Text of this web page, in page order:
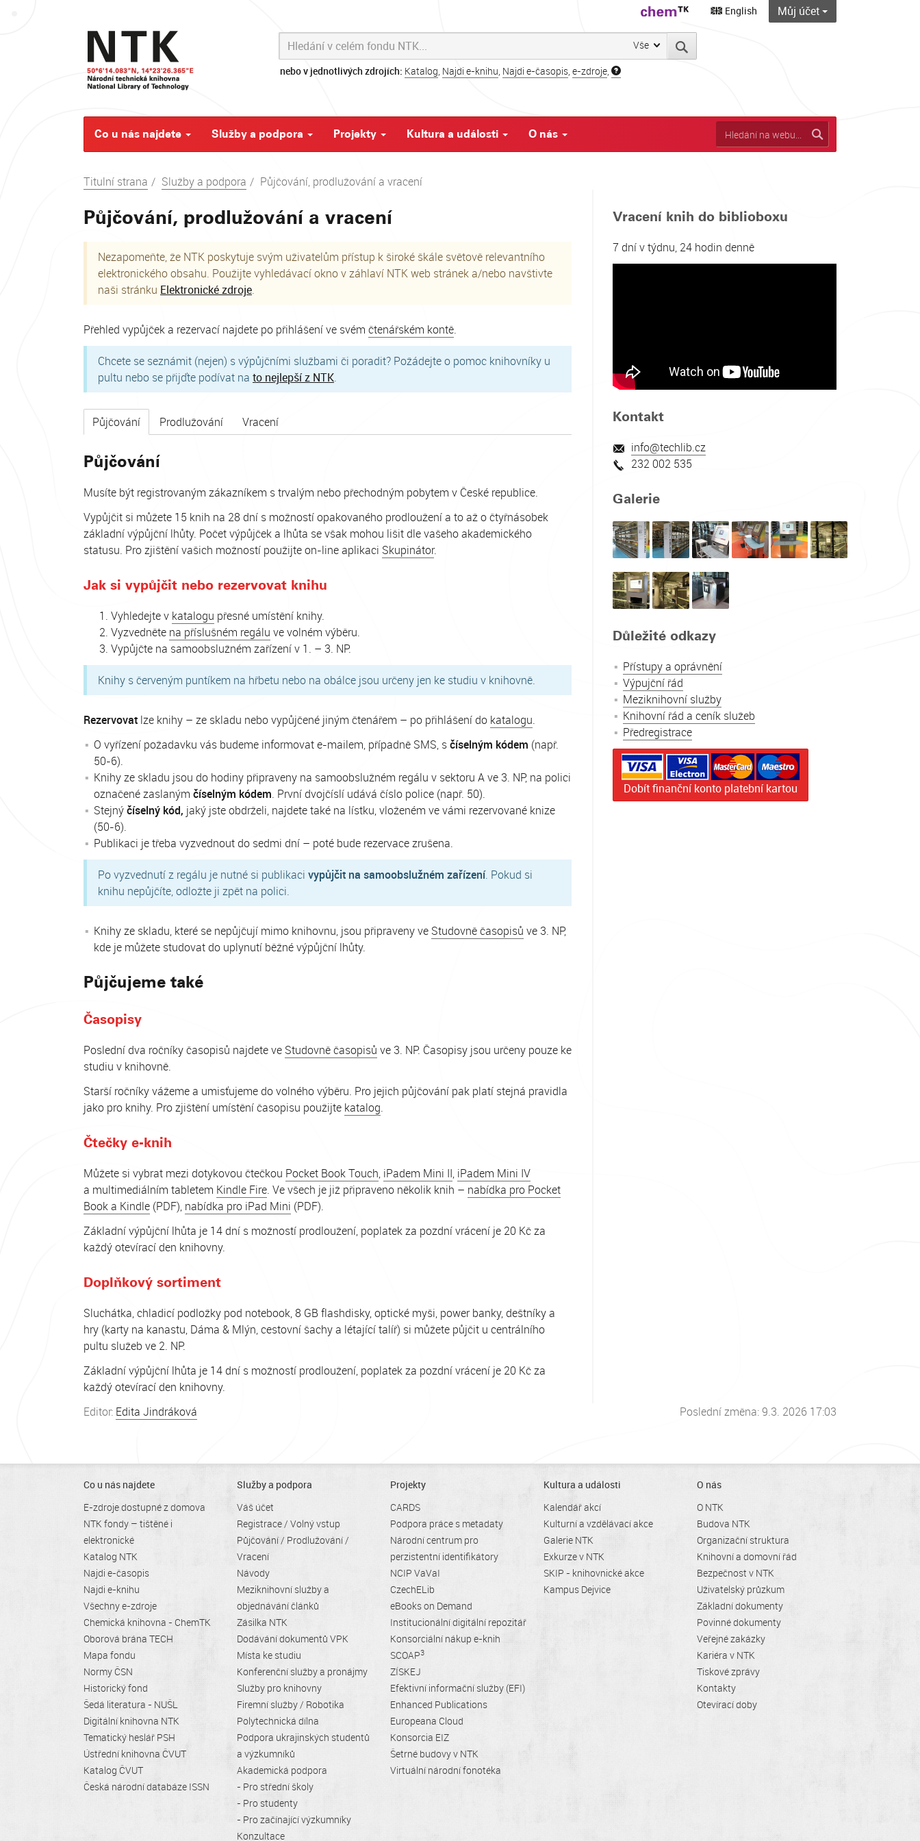
Vše
nebo v jednotlivých zdrojích: Katalog, Najdi e-knihu, Najdi e-časopis, e-zdroje,
Co u nás najdete Služby a podpora Projekty Kultura a události O nás
English Můj účet
Titulní strana Služby a podpora Půjčování, prodlužování a vracení
Půjčování, prodlužování a vracení
Nezapomeňte, že NTK poskytuje svým uživatelům přístup k široké škále světově relevantního
elektronického obsahu. Použijte vyhledávací okno v záhlaví NTK web stránek a/nebo navštivte
naši stránku Elektronické zdroje.
Přehled vypůjček a rezervací najdete po přihlášení ve svém čtenářském kontě.
Chcete se seznámit (nejen) s výpůjčními službami či poradit? Požádejte o pomoc knihovníky u
pultu nebo se přijďte podívat na to nejlepší z NTK.
Půjčování Prodlužování Vracení
Půjčování
Musíte být registrovaným zákazníkem s trvalým nebo přechodným pobytem v České republice.
Vypůjčit si můžete 15 knih na 28 dní s možností opakovaného prodloužení a to až o čtyřnásobek
základní výpůjční lhůty. Počet výpůjček a lhůta se však mohou lišit dle vašeho akademického
statusu. Pro zjištění vašich možností použijte on-line aplikaci Skupinátor.
Jak si vypůjčit nebo rezervovat knihu
Vyhledejte v katalogu přesné umístění knihy.
Vyzvedněte na příslušném regálu ve volném výběru.
Vypůjčte na samoobslužném zařízení v 1. – 3. NP.
Knihy s červeným puntíkem na hřbetu nebo na obálce jsou určeny jen ke studiu v knihovně.
Rezervovat lze knihy – ze skladu nebo vypůjčené jiným čtenářem – po přihlášení do katalogu.
O vyřízení požadavku vás budeme informovat e-mailem, případně SMS, sčíselným kódem (např.
50-6).
Knihy ze skladu jsou do hodiny připraveny na samoobslužném regálu v sektoru A ve 3. NP, na polici
označené zaslaným číselným kódem. První dvojčíslí udává číslo police (např. 50).
Stejnýčíselný kód, jaký jste obdrželi, najdete také na lístku, vloženém ve vámi rezervované knize
(50-6).
Publikaci je třeba vyzvednout do sedmi dní – poté bude rezervace zrušena.
Po vyzvednutí z regálu je nutné si publikaci vypůjčit na samoobslužném zařízení. Pokud si
knihu nepůjčíte, odložte ji zpět na polici.
Knihy ze skladu, které se nepůjčují mimo knihovnu, jsou připraveny ve Studovně časopisů ve 3. NP,
kde je můžete studovat do uplynutí běžné výpůjční lhůty.
Půjčujeme také
Časopisy
Poslední dva ročníky časopisů najdete ve Studovně časopisů ve 3. NP. Časopisy jsou určeny pouze ke
studiu v knihovně.
Starší ročníky vážeme a umisťujeme do volného výběru. Pro jejich půjčování pak platí stejná pravidla
jako pro knihy. Pro zjištění umístění časopisu použijte katalog.
Čtečky e-knih
Můžete si vybrat mezi dotykovou čtečkou Pocket Book Touch, iPadem Mini II, iPadem Mini IV
a multimediálním tabletem Kindle Fire. Ve všech je již připraveno několik knih – nabídka pro Pocket
Book a Kindle (PDF), nabídka pro iPad Mini (PDF).
Základní výpůjční lhůta je 14 dní s možností prodloužení, poplatek za pozdní vrácení je 20 Kč za
každý otevírací den knihovny.
Doplňkový sortiment
Sluchátka, chladicí podložky pod notebook, 8 GB flashdisky, optické myši, power banky, deštníky a
hry (karty na kanastu, Dáma & Mlýn, cestovní šachy a létající talíř) si můžete půjčit u centrálního
pultu služeb ve 2. NP.
Základní výpůjční lhůta je 14 dní s možností prodloužení, poplatek za pozdní vrácení je 20 Kč za
každý otevírací den knihovny.
Vracení knih do biblioboxu
7 dní v týdnu, 24 hodin denně
Kontakt
info@techlib.cz
232 002 535
Galerie
Důležité odkazy
Přístupy a oprávnění
Výpujční řád
Meziknihovní služby
Knihovní řád a ceník služeb
Předregistrace
Dobít finanční konto platební kartou
Editor: Edita Jindráková Poslední změna: 9.3. 2026 17:03
Co u nás najdete
E-zdroje dostupné z domova
NTK fondy – tištěné i
elektronické
Katalog NTK
Najdi e-časopis
Najdi e-knihu
Všechny e-zdroje
Chemická knihovna - ChemTK
Oborová brána TECH
Mapa fondu
Normy ČSN
Historický fond
Šedá literatura - NUŠL
Digitální knihovna NTK
Tematický heslář PSH
Ústřední knihovna ČVUT
Katalog ČVUT
Česká národní databáze ISSN
Služby a podpora
Váš účet
Registrace / Volný vstup
Půjčování / Prodlužování /
Vracení
Návody
Meziknihovní služby a
objednávání článků
Zásilka NTK
Dodávání dokumentů VPK
Místa ke studiu
Konferenční služby a pronájmy
Služby pro knihovny
Firemní služby / Robotika
Polytechnická dílna
Podpora ukrajinských studentů
a výzkumníků
Akademická podpora
- Pro střední školy
- Pro studenty
- Pro začínající výzkumníky
Konzultace
Projekty
CARDS
Podpora práce s metadaty
Národní centrum pro
perzistentní identifikátory
NCIP VaVaI
CzechELib
eBooks on Demand
Institucionální digitální repozitář
Konsorciální nákup e-knih
SCOAP3
ZÍSKEJ
Efektivní informační služby (EFI)
Enhanced Publications
Europeana Cloud
Konsorcia EIZ
Šetrné budovy v NTK
Virtuální národní fonotéka
Kultura a události
Kalendář akcí
Kulturní a vzdělávací akce
Galerie NTK
Exkurze v NTK
SKIP - knihovnické akce
Kampus Dejvice
O nás
O NTK
Budova NTK
Organizační struktura
Knihovní a domovní řád
Bezpečnost v NTK
Uživatelský průzkum
Základní dokumenty
Povinné dokumenty
Veřejné zakázky
Kariéra v NTK
Tiskové zprávy
Kontakty
Otevírací doby